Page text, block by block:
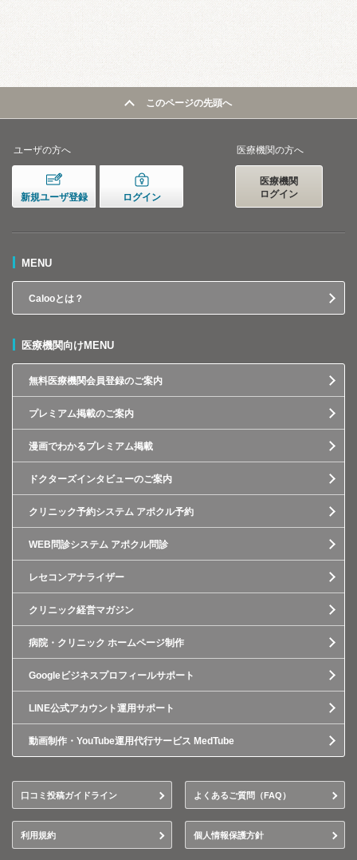
このページの先頭へ
ユーザの方へ
新規ユーザ登録 ログイン
医療機関の方へ
医療機関
ログイン
MENU
Calooとは？
医療機関向けMENU
無料医療機関会員登録のご案内
プレミアム掲載のご案内
漫画でわかるプレミアム掲載
ドクターズインタビューのご案内
クリニック予約システム アポクル予約
WEB問診システム アポクル問診
レセコンアナライザー
クリニック経営マガジン
病院・クリニック ホームページ制作
Googleビジネスプロフィールサポート
LINE公式アカウント運用サポート
動画制作・YouTube運用代行サービス MedTube
口コミ投稿ガイドライン よくあるご質問（FAQ）
利用規約 個人情報保護方針